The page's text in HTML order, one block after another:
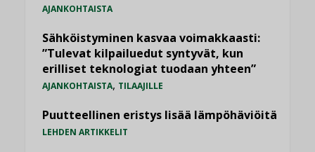
AJANKOHTAISTA
Sähköistyminen kasvaa voimakkaasti:
”Tulevat kilpailuedut syntyvät, kun
erilliset teknologiat tuodaan yhteen”
AJANKOHTAISTA, TILAAJILLE
Puutteellinen eristys lisää lämpöhäviöitä
LEHDEN ARTIKKELIT